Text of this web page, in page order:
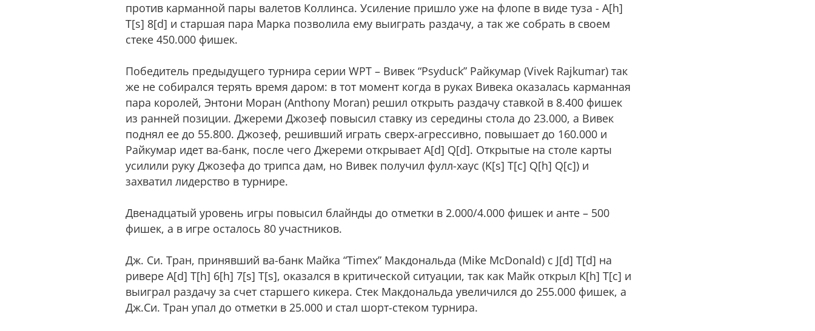
против карманной пары валетов Коллинса. Усиление пришло уже на флопе в виде туза - A[h]
T[s] 8[d] и старшая пара Марка позволила ему выиграть раздачу, а так же собрать в своем
стеке 450.000 фишек.
Победитель предыдущего турнира серии WPT – Вивек “Psyduck” Райкумар (Vivek Rajkumar) так
же не собирался терять время даром: в тот момент когда в руках Вивека оказалась карманная
пара королей, Энтони Моран (Anthony Moran) решил открыть раздачу ставкой в 8.400 фишек
из ранней позиции. Джереми Джозеф повысил ставку из середины стола до 23.000, а Вивек
поднял ее до 55.800. Джозеф, решивший играть сверх-агрессивно, повышает до 160.000 и
Райкумар идет ва-банк, после чего Джереми открывает А[d] Q[d]. Открытые на столе карты
усилили руку Джозефа до трипса дам, но Вивек получил фулл-хаус (K[s] T[c] Q[h] Q[c]) и
захватил лидерство в турнире.
Двенадцатый уровень игры повысил блайнды до отметки в 2.000/4.000 фишек и анте – 500
фишек, а в игре осталось 80 участников.
Дж. Си. Тран, принявший ва-банк Майка “Timex” Макдональда (Mike McDonald) с J[d] T[d] на
ривере A[d] T[h] 6[h] 7[s] T[s], оказался в критической ситуации, так как Майк открыл K[h] T[c] и
выиграл раздачу за счет старшего кикера. Стек Макдональда увеличился до 255.000 фишек, а
Дж.Си. Тран упал до отметки в 25.000 и стал шорт-стеком турнира.